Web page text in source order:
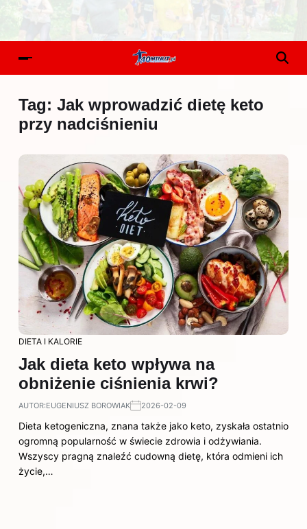
Tag: Jak wprowadzić dietę keto
przy nadciśnieniu
DIETA I KALORIE
Jak dieta keto wpływa na
obniżenie ciśnienia krwi?
AUTOR:EUGENIUSZ BOROWIAK 2026-02-09
Dieta ketogeniczna, znana także jako keto, zyskała ostatnio
ogromną popularność w świecie zdrowia i odżywiania.
Wszyscy pragną znaleźć cudowną dietę, która odmieni ich
życie,…